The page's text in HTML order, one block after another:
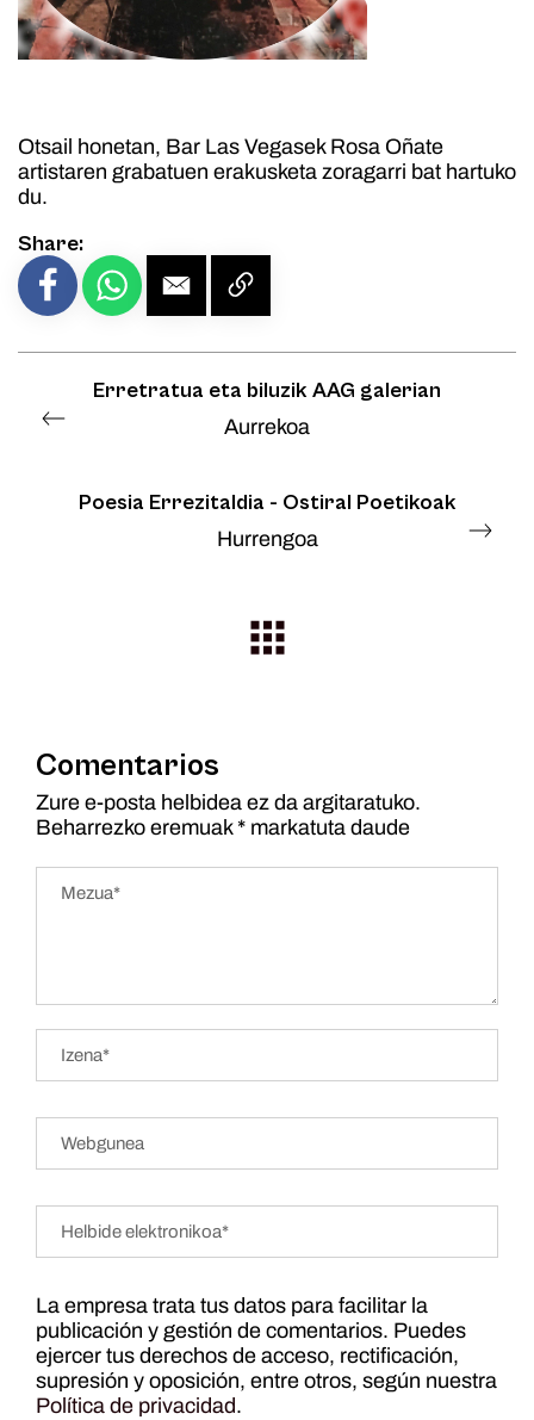
Otsail honetan, Bar Las Vegasek Rosa Oñate
artistaren grabatuen erakusketa zoragarri bat hartuko
du.
Share:
Erretratua eta biluzik AAG galerian
Aurrekoa
Poesia Errezitaldia - Ostiral Poetikoak
Hurrengoa
Comentarios
Zure e-posta helbidea ez da argitaratuko.
Beharrezko eremuak * markatuta daude
La empresa trata tus datos para facilitar la
publicación y gestión de comentarios. Puedes
ejercer tus derechos de acceso, rectificación,
supresión y oposición, entre otros, según nuestra
Política de privacidad.